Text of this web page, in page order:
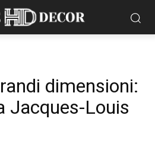
dimensioni:
Jacques-Louis